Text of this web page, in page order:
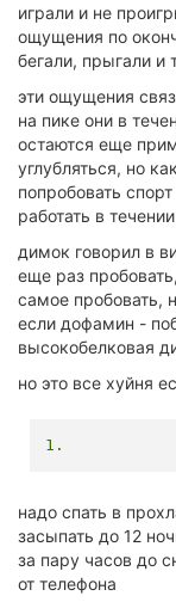
играли и не
ощущения по
бегали, прыгали и
эти ощущения
на пике они в
остаются еще
углубляться, но
попробовать
работать в
димок говорил в
еще раз
самое пробовать,
если дофамин -
высокобелковая
но это все хуйня
1.
надо спать в
засыпать до 12
за пару часов до
от телефона